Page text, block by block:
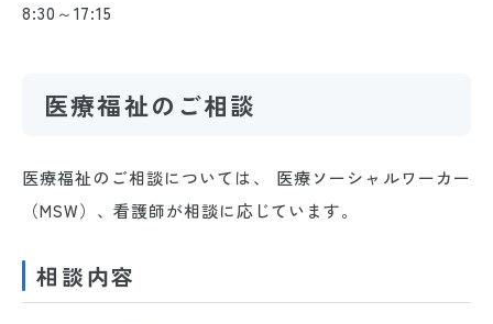
8:30～17:15
医療福祉のご相談
医療福祉のご相談については、 医療ソーシャルワーカー
（MSW）、看護師が相談に応じています。
相談内容